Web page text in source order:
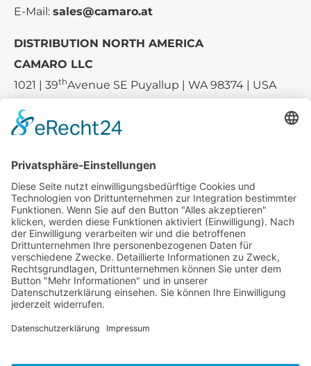
E-Mail: sales@camaro.at
DISTRIBUTION NORTH AMERICA
CAMARO LLC
1021 | 39thAvenue SE Puyallup | WA 98374 | USA
Tel.:+1 253-867-57 35
Unternehmen
Service
Media
© 2026 - Camaro Erich Roiser GmbH
AGB Impressum